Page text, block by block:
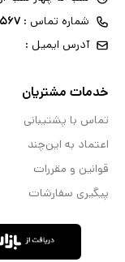
شماره تماس :
آدرس ایمیل :
خدمات مشتریان
تماس با پشتیبانی
اعتماد به این‌چند
قوانین و مقررات
پیگیری سفارشات